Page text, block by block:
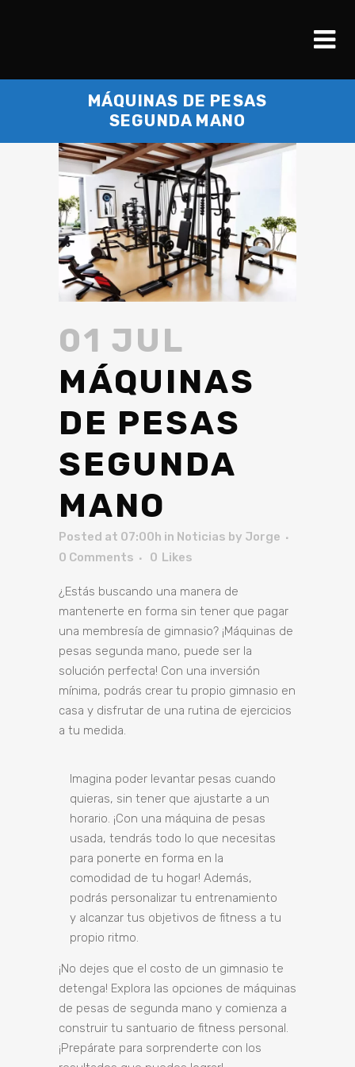
MÁQUINAS DE PESAS
SEGUNDA MANO
01 JUL
MÁQUINAS
DE PESAS
SEGUNDA
MANO
Posted at 07:00h in Noticias by Jorge
0 Comments
0 Likes
¿Estás buscando una manera de
mantenerte en forma sin tener que pagar
una membresía de gimnasio? ¡Máquinas de
pesas segunda mano, puede ser la
solución perfecta! Con una inversión
mínima, podrás crear tu propio gimnasio en
casa y disfrutar de una rutina de ejercicios
a tu medida.
Imagina poder levantar pesas cuando
quieras, sin tener que ajustarte a un
horario. ¡Con una máquina de pesas
usada, tendrás todo lo que necesitas
para ponerte en forma en la
comodidad de tu hogar! Además,
podrás personalizar tu entrenamiento
y alcanzar tus objetivos de fitness a tu
propio ritmo.
¡No dejes que el costo de un gimnasio te
detenga! Explora las opciones de máquinas
de pesas de segunda mano y comienza a
construir tu santuario de fitness personal.
¡Prepárate para sorprenderte con los